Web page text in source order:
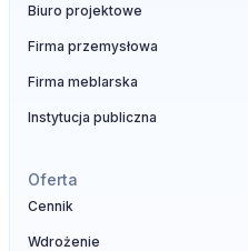
Biuro projektowe
Firma przemysłowa
Firma meblarska
Instytucja publiczna
Oferta
Cennik
Wdrożenie